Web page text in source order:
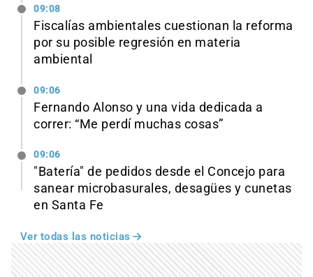
09:08
Fiscalías ambientales cuestionan la reforma
por su posible regresión en materia
ambiental
09:06
Fernando Alonso y una vida dedicada a
correr: “Me perdí muchas cosas”
09:06
"Batería" de pedidos desde el Concejo para
sanear microbasurales, desagües y cunetas
en Santa Fe
Ver todas las noticias